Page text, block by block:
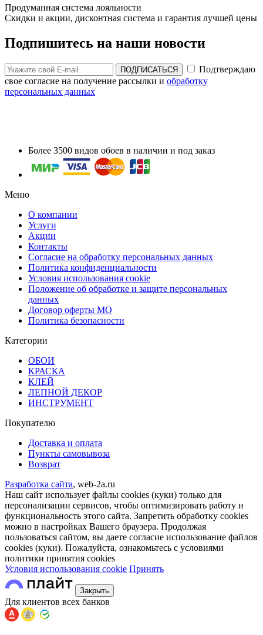
Продуманная система лояльности
Скидки и акции, дисконтная система и гарантия лучшей цены
Подпишитесь на наши новости
ПОДПИСАТЬСЯ
Подтверждаю
свое согласие на получение рассылки и обработку
персональных данных
Более 3500 видов обоев в наличии и под заказ
Меню
О компании
Услуги
Акции
Контакты
Согласие на обработку персональных данных
Политика конфиденциальности
Условия использования cookie
Положение об обработке и защите персональных
данных
Договор оферты МО
Политика безопасности
Категории
ОБОИ
КРАСКА
КЛЕЙ
ЛЕПНОЙ ДЕКОР
ИНСТРУМЕНТ
Покупателю
Доставка и оплата
Пункты самовывоза
Возврат
Разработка сайта, web-2a.ru
Наш сайт использует файлы cookies (куки) только для
персонализации сервисов, чтобы оптимизировать работу и
функциональность этого сайта. Запретить обработку cookies
можно в настройках Вашего браузера. Продолжая
пользоваться сайтом, вы даете согласие использование файлов
cookies (куки). Пожалуйста, ознакомьтесь с условиями
политики принятия сookies
Условия использования cookie Принять
Закрыть
Для клиентов всех банков